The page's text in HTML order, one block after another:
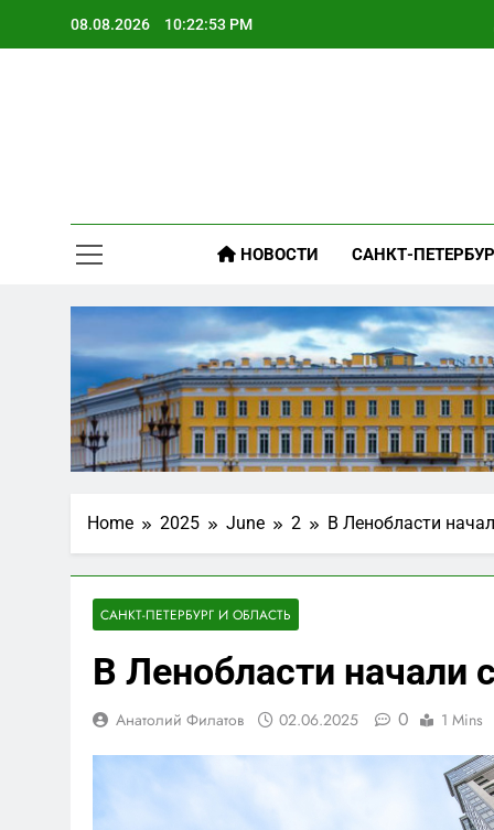
08.08.2026 10:22:54 PM
НОВОСТИ САНКТ-
Home 2025 June 2 В Ленобласти
САНКТ-ПЕТЕРБУРГ И ОБЛАСТЬ
В Ленобласти
Анатолий Филатов 02.06.2025 0 1 Mins